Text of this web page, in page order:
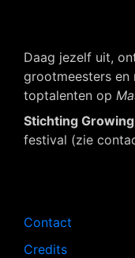
Daag jezelf uit,
grootmeesters en
toptalenten op
Stichting
festival (zie
Contact
Credits